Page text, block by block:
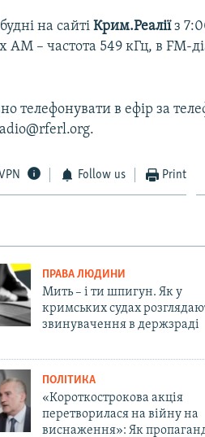
на сайтіКрим.Реаліїз
АМ – частота 549 кГц, в FM-
телефонувати в ефір за
Follow us Print
ПРАВА ЛЮДИНИ
Мить – і ти шпигун. Як у
кримських судах
звинувачення в держзраді
ПОЛІТИКА
«Короткострокова акція
перетворилася на війну на
виснаження»: Як